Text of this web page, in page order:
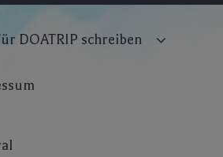
DOATRIP schreiben